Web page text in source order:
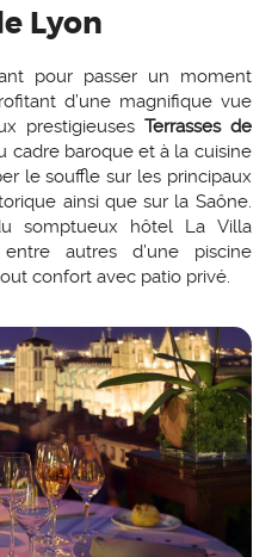
Lyon
pour passer un moment
d’une magnifique vue
prestigieuses Terrasses de
cadre baroque et à la cuisine
le souffle sur les principaux
ainsi que sur la Saône.
somptueux hôtel La Villa
autres d’une piscine
confort avec patio privé.